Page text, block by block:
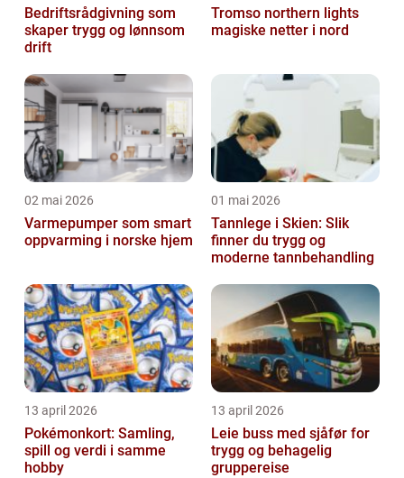
Bedriftsrådgivning som
skaper trygg og lønnsom
drift
Tromso northern lights
magiske netter i nord
02 mai 2026
Varmepumper som smart
oppvarming i norske hjem
01 mai 2026
Tannlege i Skien: Slik
finner du trygg og
moderne tannbehandling
13 april 2026
Pokémonkort: Samling,
spill og verdi i samme
hobby
13 april 2026
Leie buss med sjåfør for
trygg og behagelig
gruppereise